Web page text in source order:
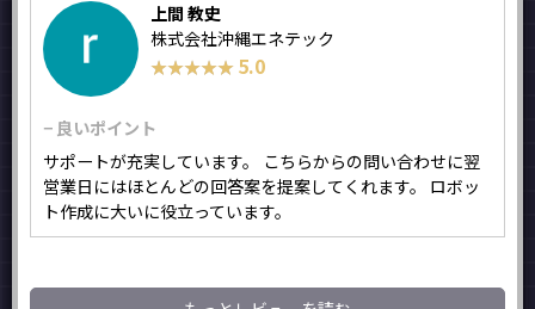
上間 教史
株式会社沖縄エネテック
★★★★★
★★★★★ 5.0
− 良いポイント
サポートが充実しています。 こちらからの問い合わせに翌
営業日にはほとんどの回答案を提案してくれます。 ロボッ
ト作成に大いに役立っています。